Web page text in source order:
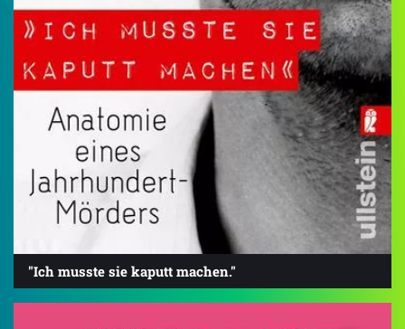
"Ich musste sie kaputt machen."